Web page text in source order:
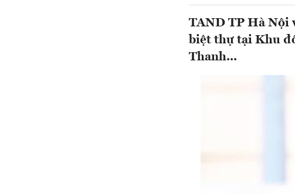
TAND TP Hà Nội
biệt thự tại Khu
Thanh...